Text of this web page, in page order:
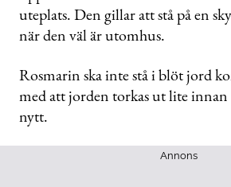
uteplats. Den gillar att stå på en
när den väl är utomhus.
Rosmarin ska inte stå i blöt jord
med att jorden torkas ut lite
nytt.
Annons